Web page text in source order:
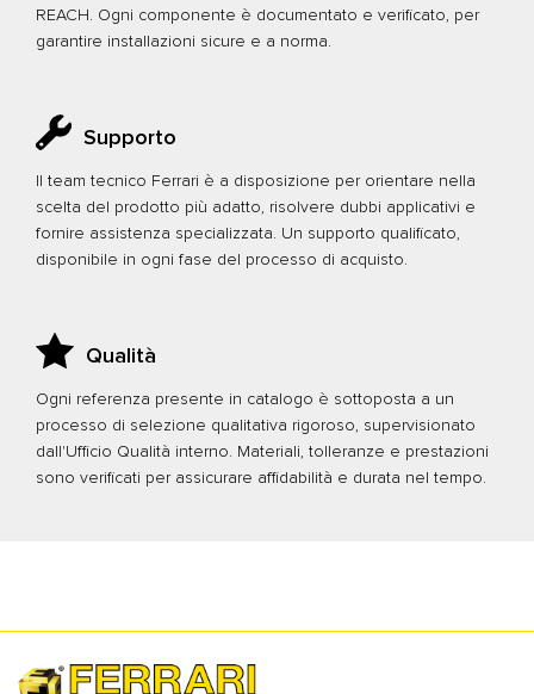
REACH. Ogni componente è documentato e verificato, per
garantire installazioni sicure e a norma.
Supporto
Il team tecnico Ferrari è a disposizione per orientare nella
scelta del prodotto più adatto, risolvere dubbi applicativi e
fornire assistenza specializzata. Un supporto qualificato,
disponibile in ogni fase del processo di acquisto.
Qualità
Ogni referenza presente in catalogo è sottoposta a un
processo di selezione qualitativa rigoroso, supervisionato
dall'Ufficio Qualità interno. Materiali, tolleranze e prestazioni
sono verificati per assicurare affidabilità e durata nel tempo.